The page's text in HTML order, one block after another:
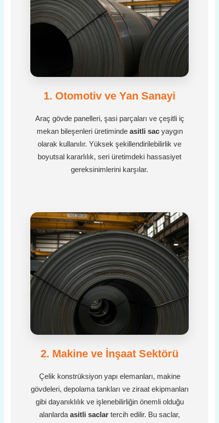
1. Otomotiv ve Yan Sanayi
Araç gövde panelleri, şasi parçaları ve çeşitli iç
mekan bileşenleri üretiminde asitli sacyaygın
olarak kullanılır. Yüksek şekillendirilebilirlik ve
boyutsal kararlılık, seri üretimdeki hassasiyet
gereksinimlerini karşılar.
2. Makine ve İnşaat Sektörü
Çelik konstrüksiyon yapı elemanları, makine
gövdeleri, depolama tankları ve ziraat ekipmanları
gibi dayanıklılık ve işlenebilirliğin önemli olduğu
alanlardaasitli saclar tercih edilir. Bu saclar,